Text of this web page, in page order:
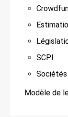
SCPI
Sociétés
Modèle de